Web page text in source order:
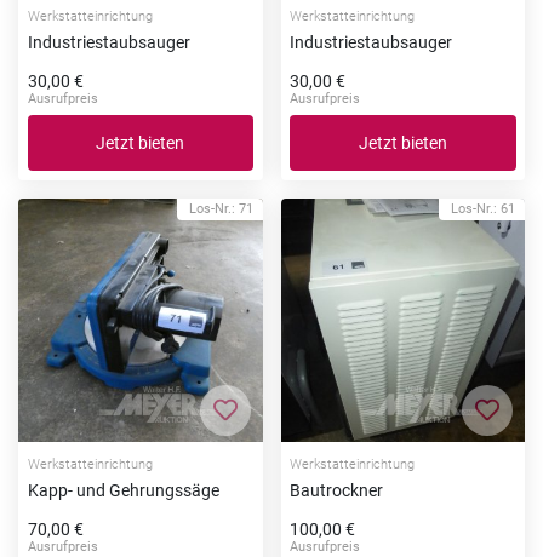
Werkstatteinrichtung
Industriestaubsauger
30,00 €
Ausrufpreis
Jetzt bieten
Werkstatteinrichtung
Industriestaubsauger
30,00 €
Ausrufpreis
Jetzt bieten
Los-Nr.: 71
Zur Merkliste hinzufügen
Werkstatteinrichtung
Kapp- und Gehrungssäge
70,00 €
Ausrufpreis
Los-Nr.: 61
Zur
Werkstatteinrichtung
Bautrockner
100,00 €
Ausrufpreis